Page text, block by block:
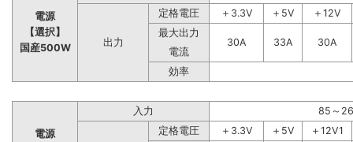
電源
【選択】
国産500W
出力
定格電圧 ＋3.3V ＋5V
＋12V
最大出力
30A
33A
30A
電流
効率
電源
入力 85～
定格電圧 ＋3.3V ＋5V
＋12V1